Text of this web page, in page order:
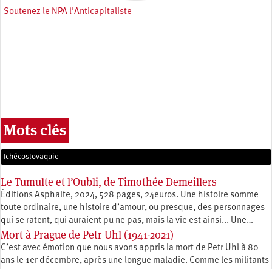
Soutenez le NPA l'Anticapitaliste
Mots clés
Tchécoslovaquie
Le Tumulte et l’Oubli, de Timothée Demeillers
Éditions Asphalte, 2024, 528 pages, 24euros. Une histoire somme
toute ordinaire, une histoire d’amour, ou presque, des personnages
qui se ratent, qui auraient pu ne pas, mais la vie est ainsi... Une…
Mort à Prague de Petr Uhl (1941-2021)
C’est avec émotion que nous avons appris la mort de Petr Uhl à 80
ans le 1er décembre, après une longue maladie. Comme les militants